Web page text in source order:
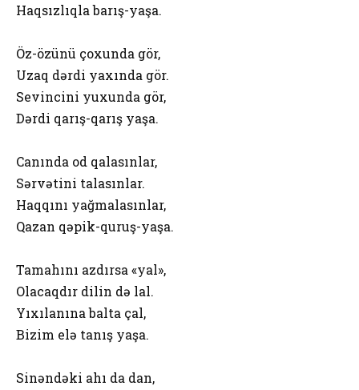
Haqsızlıqla barış-yaşa.
Öz-özünü çoxunda gör,
Uzaq dərdi yaxında gör.
Sevincini yuxunda gör,
Dərdi qarış-qarış yaşa.
Canında od qalasınlar,
Sərvətini talasınlar.
Haqqını yağmalasınlar,
Qazan qəpik-quruş-yaşa.
Tamahını azdırsa «yal»,
Olacaqdır dilin də lal.
Yıxılanına balta çal,
Bizim elə tanış yaşa.
Sinəndəki ahı da dan,